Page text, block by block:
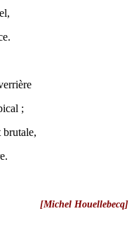
;
brutale,
[Michel Houellebecq]